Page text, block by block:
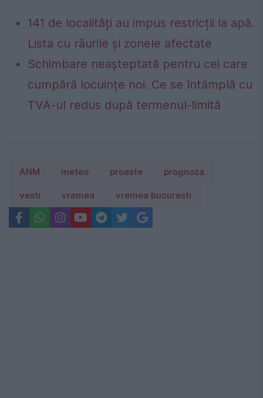
141 de localități au impus restricții la apă.
Lista cu râurile și zonele afectate
Schimbare neașteptată pentru cei care
cumpără locuințe noi. Ce se întâmplă cu
TVA-ul redus după termenul-limită
ANM meteo proaste prognoza
vesti vremea vremea bucuresti